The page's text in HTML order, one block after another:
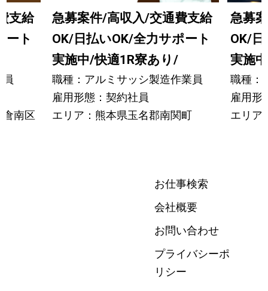
支給
ート
南区
急募案件/高収入/交通費支給
OK/日払いOK/全力サポート
実施中/快適1R寮あり/
職種：アルミサッシ製造作業員
雇用形態：契約社員
エリア：熊本県玉名郡南関町
急募
OK/
実施
職種：
雇用形
エリア
お仕事検索
会社概要
お問い合わせ
プライバシーポ
リシー